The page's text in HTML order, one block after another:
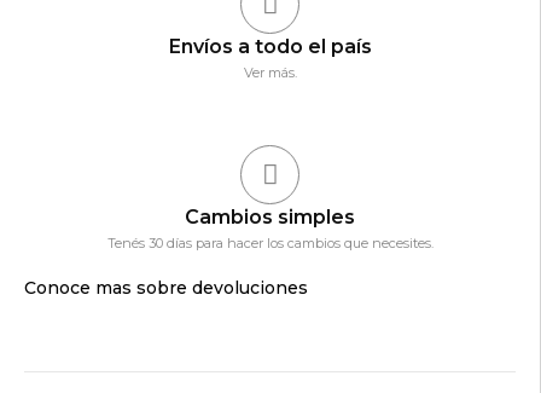
Envíos a todo el país
Ver más.
Cambios simples
Tenés 30 días para hacer los cambios que necesites.
Conoce mas sobre devoluciones